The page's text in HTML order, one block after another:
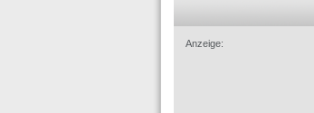
Anzeige: